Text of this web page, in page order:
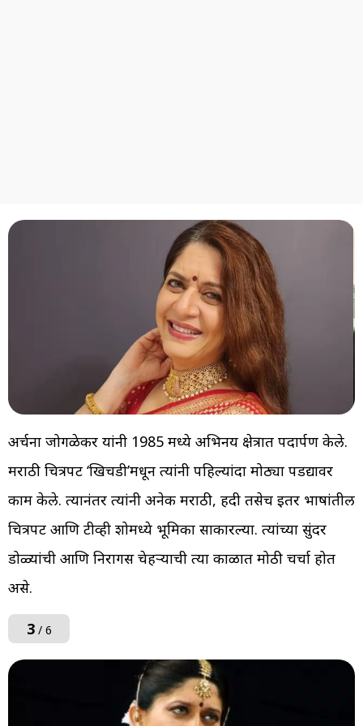
अर्चना जोगळेकर यांनी 1985 मध्ये अभिनय क्षेत्रात पदार्पण केले.
मराठी चित्रपट ‘खिचडी’मधून त्यांनी पहिल्यांदा मोठ्या पडद्यावर
काम केले. त्यानंतर त्यांनी अनेक मराठी, हिंदी तसेच इतर भाषांतील
चित्रपट आणि टीव्ही शोमध्ये भूमिका साकारल्या. त्यांच्या सुंदर
डोळ्यांची आणि निरागस चेहऱ्याची त्या काळात मोठी चर्चा होत
असे.
3/ 6